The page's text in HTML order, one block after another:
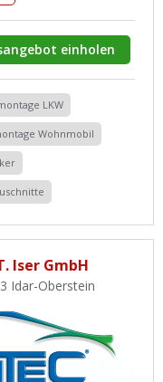
einholen
LKW
Wohnmobil
Iser GmbH
Idar-Oberstein